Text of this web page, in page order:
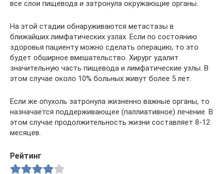
все слои пищевода и затронула окружающие органы.
На этой стадии обнаруживаются метастазы в
ближайших лимфатических узлах. Если по состоянию
здоровья пациенту можно сделать операцию, то это
будет обширное вмешательство. Хирург удалит
значительную часть пищевода и лимфатические узлы. В
этом случае около 10% больных живут более 5 лет.
Если же опухоль затронула жизненно важные органы, то
назначается поддерживающее (паллиативное) лечение. В
этом случае продолжительность жизни составляет 8-12
месяцев.
Рейтинг